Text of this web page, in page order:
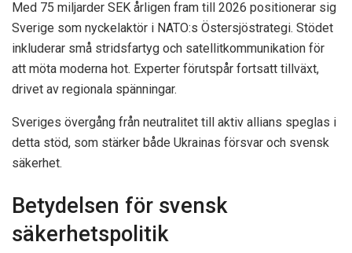
Med 75 miljarder SEK årligen fram till 2026 positionerar sig
Sverige som nyckelaktör i NATO:s Östersjöstrategi. Stödet
inkluderar små stridsfartyg och satellitkommunikation för
att möta moderna hot. Experter förutspår fortsatt tillväxt,
drivet av regionala spänningar.
Sveriges övergång från neutralitet till aktiv allians speglas i
detta stöd, som stärker både Ukrainas försvar och svensk
säkerhet.
Betydelsen för svensk
säkerhetspolitik